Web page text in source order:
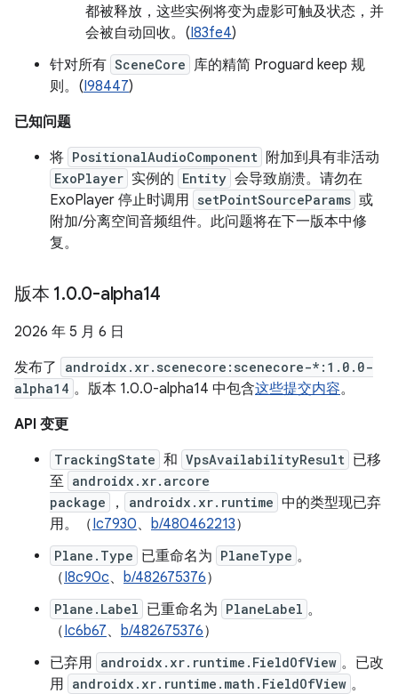
都被释放，这些实例将变为虚影可触及状态，并
会被自动回收。(I83fe4)
针对所有 SceneCore 库的精简 Proguard keep 规
则。(I98447)
已知问题
将 PositionalAudioComponent 附加到具有非活动
ExoPlayer 实例的 Entity 会导致崩溃。请勿在
ExoPlayer 停止时调用 setPointSourceParams 或
附加/分离空间音频组件。此问题将在下一版本中修
复。
版本 1.0.0-alpha14
2026 年 5 月 6 日
发布了
androidx.xr.scenecore:scenecore-*:1.0.0-
alpha14 。版本 1.0.0-alpha14 中包含这些提交内容。
API 变更
TrackingState 和 VpsAvailabilityResult 已移
至 androidx.xr.arcore
package
， androidx.xr.runtime 中的类型现已弃
用。（Ic7930、 b/480462213）
Plane.Type 已重命名为 PlaneType 。
（I8c90c、 b/482675376）
Plane.Label 已重命名为 PlaneLabel 。
（Ic6b67、 b/482675376）
已弃用 androidx.xr.runtime.FieldOfView 。已改
用 androidx.xr.runtime.math.FieldOfView 。